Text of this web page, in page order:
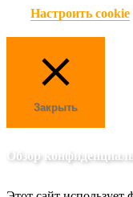
Настроить cookie
Закрыть
Обзор